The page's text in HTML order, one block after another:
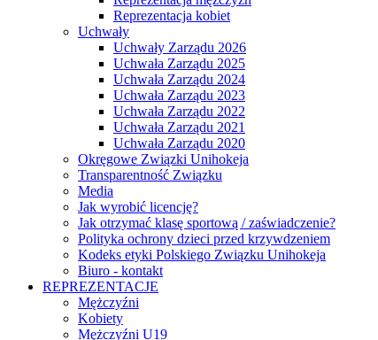
Reprezentacja kobiet
Uchwały
Uchwały Zarządu 2026
Uchwała Zarządu 2025
Uchwała Zarządu 2024
Uchwała Zarządu 2023
Uchwała Zarządu 2022
Uchwała Zarządu 2021
Uchwała Zarządu 2020
Okręgowe Związki Unihokeja
Transparentność Związku
Media
Jak wyrobić licencję?
Jak otrzymać klasę sportową / zaświadczenie?
Polityka ochrony dzieci przed krzywdzeniem
Kodeks etyki Polskiego Związku Unihokeja
Biuro - kontakt
REPREZENTACJE
Mężczyźni
Kobiety
Mężczyźni U19